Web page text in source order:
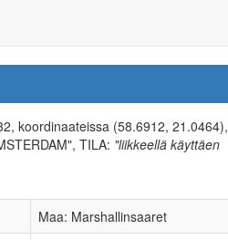
koordinaateissa (58.6912, 21.0464),
TILA: "liikkeellä käyttäen
Maa: Marshallinsaaret